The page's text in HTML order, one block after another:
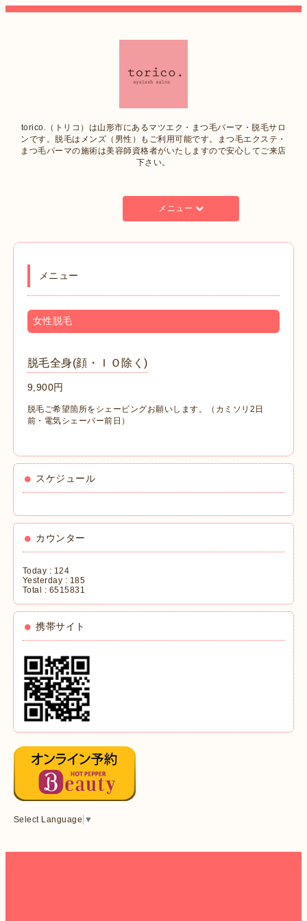
torico.（トリコ）は山形市にあるマツエク・まつ毛パーマ・脱毛サロ
ンです。脱毛はメンズ（男性）もご利用可能です。まつ毛エクステ・
まつ毛パーマの施術は美容師資格者がいたしますので安心してご来店
下さい。
メニュー
メニュー
女性脱毛
脱毛全身(顔・ＩＯ除く)
9,900円
脱毛ご希望箇所をシェービングお願いします。
（カミソリ2日
前・電気シェーバー前日）
スケジュール
カウンター
Today : 124
Yesterday : 185
Total : 6515831
携帯サイト
Select Language ▼